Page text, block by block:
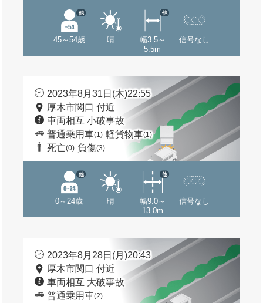
45～54歳
他
晴
幅3.5～
5.5m
他
信号なし
2023年8月31日(木)22:55
厚木市関口 付近
車両相互 小破事故
普通乗用車(1) 軽貨物車(1)
死亡(0) 負傷(3)
0～24歳
他
晴
幅9.0～
13.0m
他
信号なし
2023年8月28日(月)20:43
厚木市関口 付近
車両相互 大破事故
普通乗用車(2)